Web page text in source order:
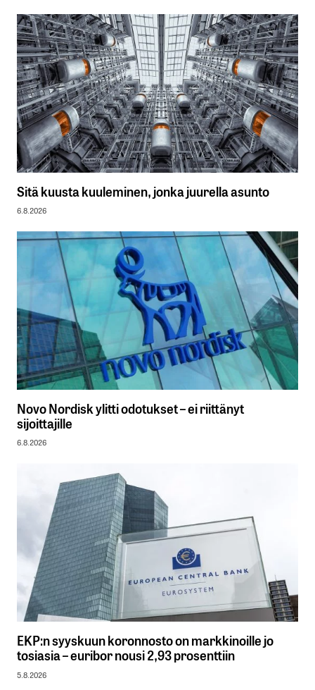
Sitä kuusta kuuleminen, jonka juurella asunto
6.8.2026
Novo Nordisk ylitti odotukset – ei riittänyt
sijoittajille
6.8.2026
EKP:n syyskuun koronnosto on markkinoille jo
tosiasia – euribor nousi 2,93 prosenttiin
5.8.2026